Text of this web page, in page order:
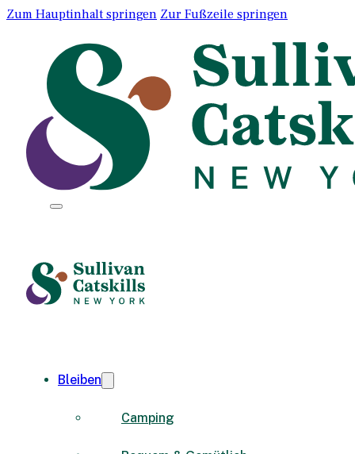
Zum Hauptinhalt springen Zur Fußzeile springen
Bleiben
Camping